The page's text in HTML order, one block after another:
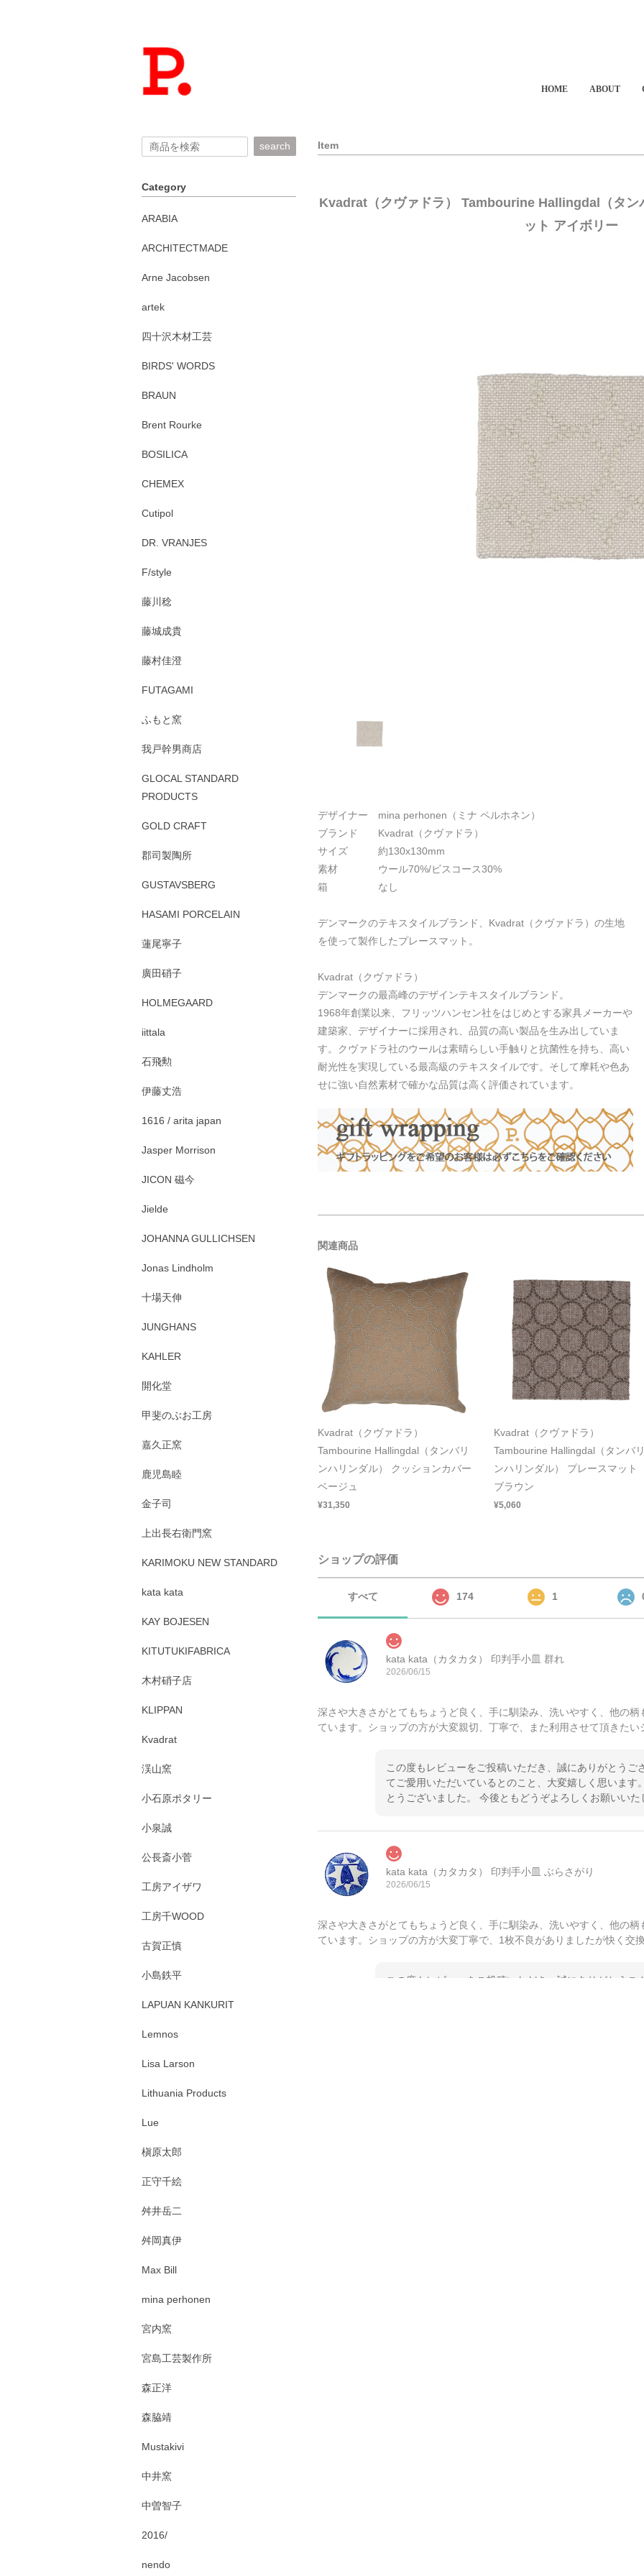
HOME ABOUT
Item
Kvadrat（クヴァドラ） Tambourine Hallingdal（タン
ット アイボリー
デザイナー mina perhonen（ミナ ペルホネン）
ブランド Kvadrat（クヴァドラ）
サイズ 約130x130mm
素材 ウール70%/ビスコース30%
箱 なし
デンマークのテキスタイルブランド、Kvadrat（クヴァドラ）の生地
を使って製作したプレースマット。
Kvadrat（クヴァドラ）
デンマークの最高峰のデザインテキスタイルブランド。
1968年創業以来、フリッツハンセン社をはじめとする家具メーカーや
建築家、デザイナーに採用され、品質の高い製品を生み出していま
す。クヴァドラ社のウールは素晴らしい手触りと抗菌性を持ち、高い
耐光性を実現している最高級のテキスタイルです。そして摩耗や色あ
せに強い自然素材で確かな品質は高く評価されています。
関連商品
Kvadrat（クヴァドラ）
Tambourine Hallingdal（タンバリ
ンハリンダル） クッションカバー
ベージュ
¥31,350
Kvadrat（クヴァドラ）
Tambourine Hallingdal（タンバ
ンハリンダル） プレースマット
ブラウン
¥5,060
ショップの評価
すべて 174 1
kata kata（カタカタ） 印判手小皿 群れ
2026/06/15
深さや大きさがとてもちょうど良く、手に馴染み、洗いやすく、他の
ています。ショップの方が大変親切、丁寧で、また利用させて頂きたい
この度もレビューをご投稿いただき、誠にありがとうご
てご愛用いただいているとのこと、大変嬉しく思います
とうございました。 今後ともどうぞよろしくお願いいた
kata kata（カタカタ） 印判手小皿 ぶらさがり
2026/06/15
深さや大きさがとてもちょうど良く、手に馴染み、洗いやすく、他の
ています。ショップの方が大変丁寧で、1枚不良がありましたが快く交
この度もレビューをご投稿いただき、誠にありがとう
search
Category
ARABIA
ARCHITECTMADE
Arne Jacobsen
artek
四十沢木材工芸
BIRDS' WORDS
BRAUN
Brent Rourke
BOSILICA
CHEMEX
Cutipol
DR. VRANJES
F/style
藤川稔
藤城成貴
藤村佳澄
FUTAGAMI
ふもと窯
我戸幹男商店
GLOCAL STANDARD
PRODUCTS
GOLD CRAFT
郡司製陶所
GUSTAVSBERG
HASAMI PORCELAIN
蓮尾寧子
廣田硝子
HOLMEGAARD
iittala
石飛勲
伊藤丈浩
1616 / arita japan
Jasper Morrison
JICON 磁今
Jielde
JOHANNA GULLICHSEN
Jonas Lindholm
十場天伸
JUNGHANS
KAHLER
開化堂
甲斐のぶお工房
嘉久正窯
鹿児島睦
金子司
上出長右衛門窯
KARIMOKU NEW STANDARD
kata kata
KAY BOJESEN
KITUTUKIFABRICA
木村硝子店
KLIPPAN
Kvadrat
渓山窯
小石原ポタリー
小泉誠
公長斎小菅
工房アイザワ
工房千WOOD
古賀正慎
小島鉄平
LAPUAN KANKURIT
Lemnos
Lisa Larson
Lithuania Products
Lue
槇原太郎
正守千絵
舛井岳二
舛岡真伊
Max Bill
mina perhonen
宮内窯
宮島工芸製作所
森正洋
森脇靖
Mustakivi
中井窯
中曽智子
2016/
nendo